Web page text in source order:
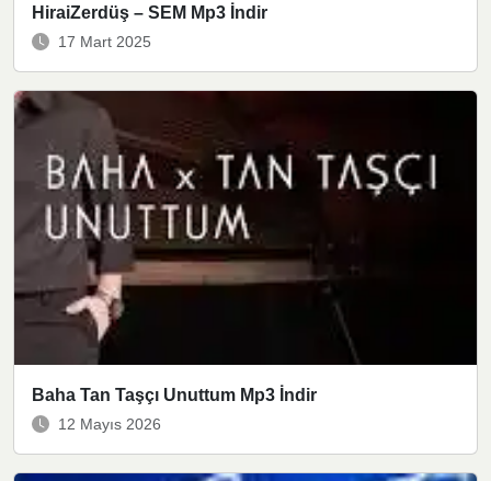
HiraiZerdüş – SEM Mp3 İndir
17 Mart 2025
Baha Tan Taşçı Unuttum Mp3 İndir
12 Mayıs 2026